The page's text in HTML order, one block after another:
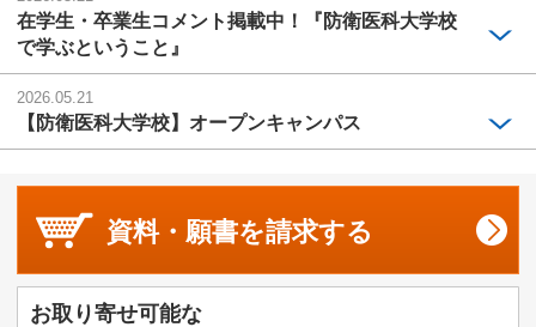
在学生・卒業生コメント掲載中！『防衛医科大学校
で学ぶということ』
2026.05.21
【防衛医科大学校】オープンキャンパス
資料・願書を請求する
お取り寄せ可能な